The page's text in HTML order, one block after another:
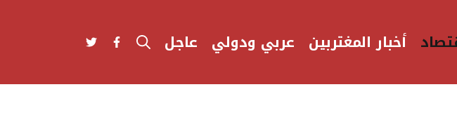
أخبار المغتربين عربي ودولي عاجل